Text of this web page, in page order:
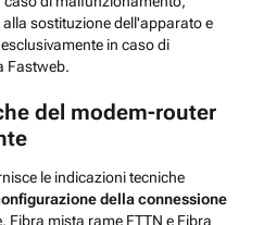
sostituzione dell'apparato e
in caso di
Fastweb.
del modem-router
le indicazioni tecniche
della connessione
Fibra mista rame FTTN e Fibra